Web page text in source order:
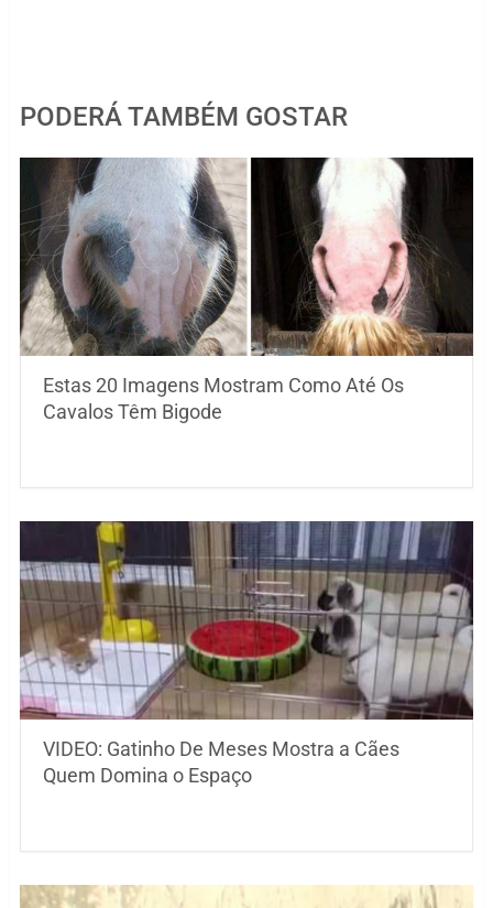
PODERÁ TAMBÉM GOSTAR
Estas 20 Imagens Mostram Como Até Os
Cavalos Têm Bigode
VIDEO: Gatinho De Meses Mostra a Cães
Quem Domina o Espaço